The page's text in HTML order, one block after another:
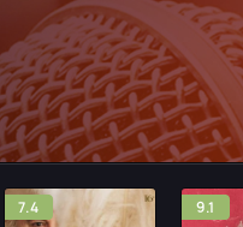
7.4 9.1